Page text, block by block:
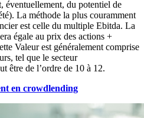
éventuellement, du potentiel de
La méthode la plus couramment
est celle du multiple Ebitda. La
égale au prix des actions +
Valeur est généralement comprise
tel que le secteur
être de l’ordre de 10 à 12.
en crowdlending